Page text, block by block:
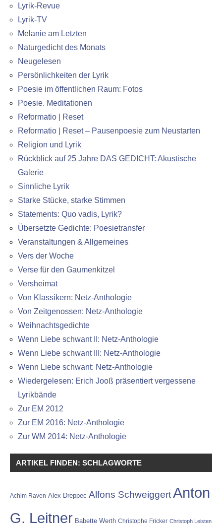
Lyrik-Revue
Lyrik-TV
Melanie am Letzten
Naturgedicht des Monats
Neugelesen
Persönlichkeiten der Lyrik
Poesie im öffentlichen Raum: Fotos
Poesie. Meditationen
Reformatio | Reset
Reformatio | Reset – Pausenpoesie zum Neustarten
Religion und Lyrik
Rückblick auf 25 Jahre DAS GEDICHT: Akustische
Galerie
Sinnliche Lyrik
Starke Stücke, starke Stimmen
Statements: Quo vadis, Lyrik?
Übersetzte Gedichte: Poesietransfer
Veranstaltungen & Allgemeines
Vers der Woche
Verse für den Gaumenkitzel
Versheimat
Von Klassikern: Netz-Anthologie
Von Zeitgenossen: Netz-Anthologie
Weihnachtsgedichte
Wenn Liebe schwant II: Netz-Anthologie
Wenn Liebe schwant III: Netz-Anthologie
Wenn Liebe schwant: Netz-Anthologie
Wiedergelesen: Erich Jooß präsentiert vergessene
Lyrikbände
Zur EM 2012
Zur EM 2016: Netz-Anthologie
Zur WM 2014: Netz-Anthologie
ARTIKEL FINDEN: SCHLAGWORTE
Achim Raven Alex Dreppec Alfons SchweiggertAnton
G. Leitner Babette Werth Christophe Fricker Christoph Leisten